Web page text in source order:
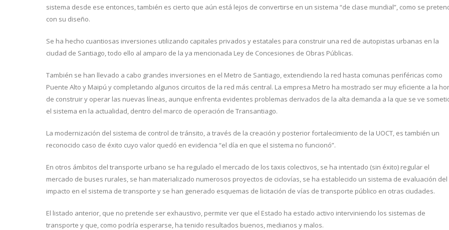
sistema desde ese entonces, también es cierto que aún está lejos de convertirse en un sistema “de clase mundial”, como se
con su diseño.
Se ha hecho cuantiosas inversiones utilizando capitales privados y estatales para construir una red de autopistas urbanas en la
ciudad de Santiago, todo ello al amparo de la ya mencionada Ley de Concesiones de Obras Públicas.
También se han llevado a cabo grandes inversiones en el Metro de Santiago, extendiendo la red hasta comunas periféricas como
Puente Alto y Maipú y completando algunos circuitos de la red más central. La empresa Metro ha mostrado ser muy eficiente a la
de construir y operar las nuevas líneas, aunque enfrenta evidentes problemas derivados de la alta demanda a la que se ve
el sistema en la actualidad, dentro del marco de operación de Transantiago.
La modernización del sistema de control de tránsito, a través de la creación y posterior fortalecimiento de la UOCT, es también un
reconocido caso de éxito cuyo valor quedó en evidencia “el día en que el sistema no funcionó”.
En otros ámbitos del transporte urbano se ha regulado el mercado de los taxis colectivos, se ha intentado (sin éxito) regular el
mercado de buses rurales, se han materializado numerosos proyectos de ciclovías, se ha establecido un sistema de evaluación del
impacto en el sistema de transporte y se han generado esquemas de licitación de vías de transporte público en otras ciudades.
El listado anterior, que no pretende ser exhaustivo, permite ver que el Estado ha estado activo interviniendo los sistemas de
transporte y que, como podría esperarse, ha tenido resultados buenos, medianos y malos.